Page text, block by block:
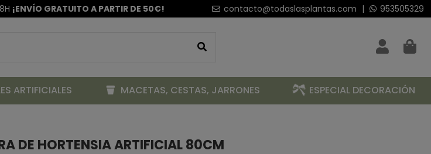
¡ENVÍO GRATUITO A PARTIR DE 50€! contacto@todaslasplantas.com | 953505329
ARTIFICIALES MACETAS, CESTAS, JARRONES ESPECIAL DECORACIÓN
DE HORTENSIA ARTIFICIAL 80CM